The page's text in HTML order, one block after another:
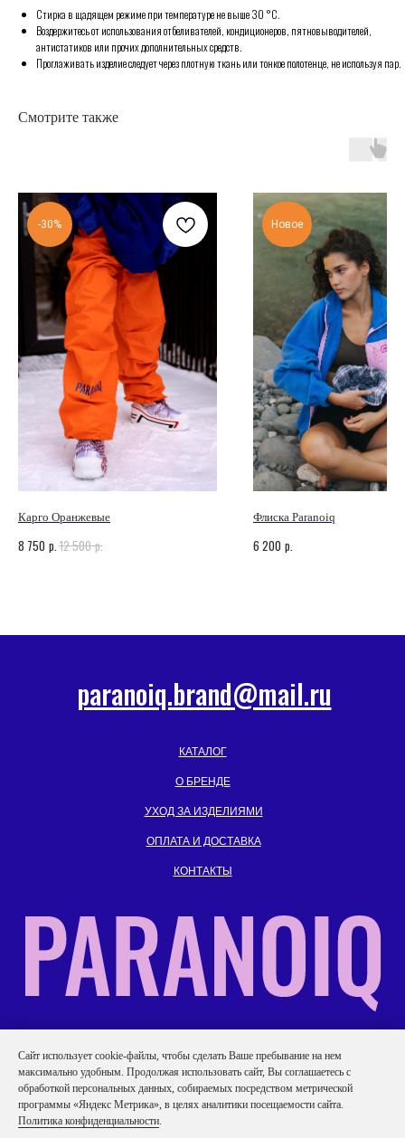
Стирка в щадящем режиме при температуре не выше 30 °C.
Воздержитесь от использования отбеливателей, кондиционеров, пятновыводителей,
антистатиков или прочих дополнительных средств.
Проглаживать изделие следует через плотную ткань или тонкое полотенце, не используя пар.
Смотрите также
-30%
Карго Оранжевые
8 750 p. 12 500 p.
Новое
Флиска Paranoiq
6 200 p.
О БРЕНДЕ
УХОД ЗА ИЗДЕЛИЯМИ
ОПЛАТА И ДОСТАВКА
КОНТАКТЫ
КАТАЛОГ
paranoiq.brand@mail.ru
ИНН: 701719152740
Политика конфиденциальности
Согласие на обработку персональных данных
Caйт иcпoльзуeт cookie-фaйлы, чтобы сделать Ваше пребывание на нем
максимально удобным. Продолжая использовать сайт, Вы соглашаетесь с
обработкой персональных данных, собираемых посредством метрической
программы «Яндекс Метрика», в целях аналитики посещаемости сайта.
Политика конфиденциальности.